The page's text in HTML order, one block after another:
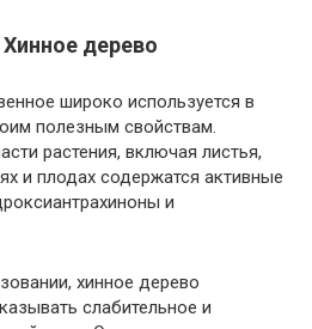
дерево
широко используется в
полезным свойствам.
растения, включая листья,
и плодах содержатся активные
и
хинное дерево
слабительное и